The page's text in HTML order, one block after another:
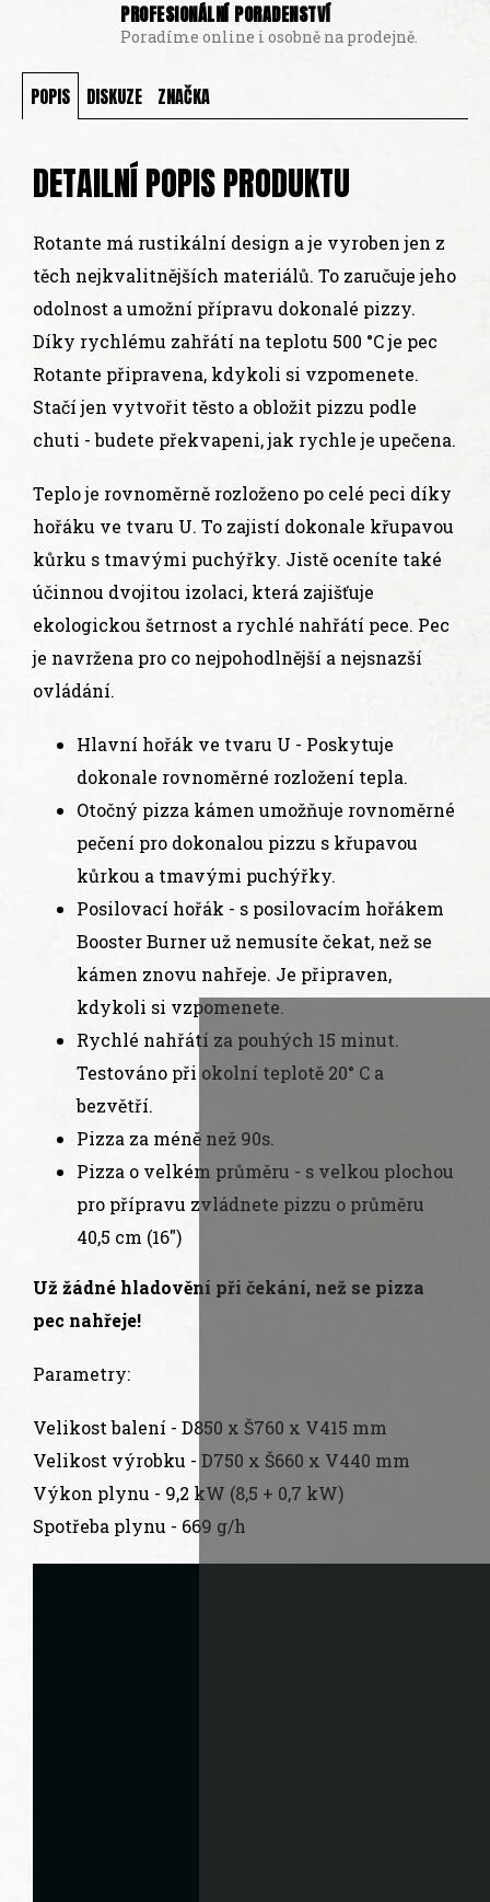
PROFESIONÁLNÍ PORADENSTVÍ
Poradíme online i osobně na prodejně.
POPIS DISKUZE ZNAČKA
DETAILNÍ POPIS PRODUKTU
Rotante má rustikální design a je vyroben jen z
těch nejkvalitnějších materiálů. To zaručuje jeho
odolnost a umožní přípravu dokonalé pizzy.
Díky rychlému zahřátí na teplotu 500 °C je pec
Rotante připravena, kdykoli si vzpomenete.
Stačí jen vytvořit těsto a obložit pizzu podle
chuti - budete překvapeni, jak rychle je upečena.
Teplo je rovnoměrně rozloženo po celé peci díky
hořáku ve tvaru U. To zajistí dokonale křupavou
kůrku s tmavými puchýřky. Jistě oceníte také
účinnou dvojitou izolaci, která zajišťuje
ekologickou šetrnost a rychlé nahřátí pece. Pec
je navržena pro co nejpohodlnější a nejsnazší
ovládání.
Hlavní hořák ve tvaru U - Poskytuje
dokonale rovnoměrné rozložení tepla.
Otočný pizza kámen umožňuje rovnoměrné
pečení pro dokonalou pizzu s křupavou
kůrkou a tmavými puchýřky.
Posilovací hořák - s posilovacím hořákem
Booster Burner už nemusíte čekat, než se
kámen znovu nahřeje. Je připraven,
kdykoli si vzpomenete.
Rychlé nahřátí za pouhých 15 minut.
Testováno při okolní teplotě 20° C a
bezvětří.
Pizza za méně než 90s.
Pizza o velkém průměru - s velkou plochou
pro přípravu zvládnete pizzu o průměru
40,5 cm (16")
Už žádné hladovění při čekání, než se pizza
pec nahřeje!
Parametry:
Velikost balení - D850 x Š760 x V415 mm
Velikost výrobku - D750 x Š660 x V440 mm
Výkon plynu - 9,2 kW (8,5 + 0,7 kW)
Spotřeba plynu - 669 g/h